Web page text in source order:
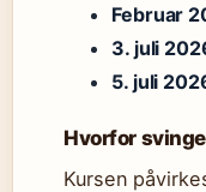
Februar
3. juli
5. juli
Hvorfor
Kursen